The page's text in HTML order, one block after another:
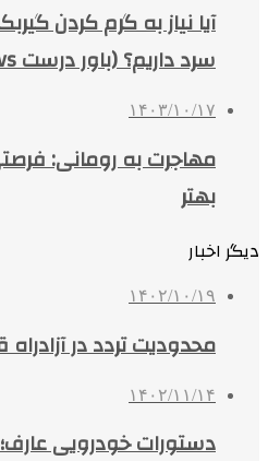
آیا نیاز به گرم کردن
سرد داریم؟ (باور درست vs غلط)
۱۴۰۳/۱۰/۱۷
مهاجرت به رومانی:
بهتر
دیگر اخبار
۱۴۰۲/۱۰/۱۹
محدودیت تردد در
۱۴۰۲/۱۱/۱۴
دستورات خودرویی عارف؛